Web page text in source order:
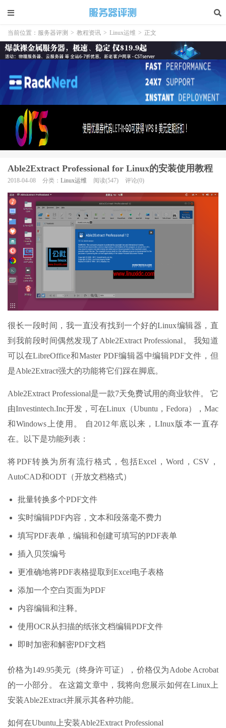
当前位置： 服务器评测 > 教程资讯 > Linux运维 > 正文
Able2Extract Professional for Linux的安装使用教程
2018-04-08 分类： Linux运维 阅读(547) 评论(0)
很长一段时间，我一直没有找到一个好的Linux编辑器，直
到我前段时间偶然发现了Able2Extract Professional。 我知道
可以在LibreOffice和Master PDF编辑器中编辑PDF文件，但
是Able2Extract强大的功能将它们踩在脚底。
Able2Extract Professional是一款7天免费试用的商业软件。 它
由Investintech.Inc开发，可在Linux（Ubuntu，Fedora），Mac
和Windows上使用。 自2012年底以来，LInux版本一直存
在。以下是功能列表：
将PDF转换为所有流行格式，包括Excel，Word，CSV，
AutoCAD和ODT（开放文档格式）
批量转换多个PDF文件
实时编辑PDF内容，文本和段落毫不费力
填写PDF表单，编辑和创建可填写的PDF表单
插入贝茨编号
更准确地将PDF表格提取到Excel电子表格
添加一个空白页面为PDF
内容编辑和注释。
使用OCR从扫描的纸张文档编辑PDF文件
即时加密和解密PDF文档
价格为149.95美元（终身许可证），价格仅为Adobe Acrobat
的一小部分。 在这篇文章中，我将向您展示如何在Linux上
安装Able2Extract并展示其各种功能。
如何在Ubuntu上安装Able2Extract Professional